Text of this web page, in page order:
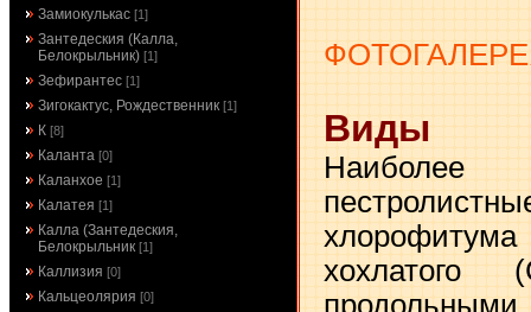
Замиокулькас [1]
Зантедеския (Калла,
Белокрыльник) [1]
Зефирантес [1]
Зигокактус, Рождественник [1]
К [8]
Каланта [0]
Каланхое [1]
Калатея [1]
Калла (Зантедеския,
Белокрыльник [1]
Каллизия [0]
Кальцеолярия [0]
Виды